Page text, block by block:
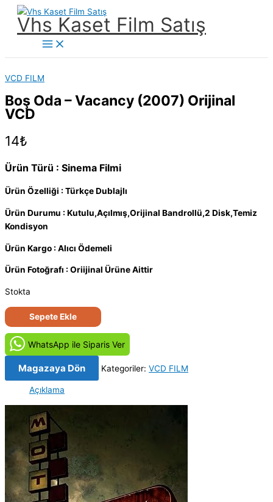
İçeriğe
Vhs Kaset Film Satış
Main
Menu
VCD FILM
Boş Oda – Vacancy (2007) Orijinal
VCD
14₺
Ürün Türü : Sinema Filmi
Ürün Özelliği : Türkçe Dublajlı
Ürün Durumu : Kutulu,Açılmış,Orijinal Bandrollü,2 Disk,Temiz
Kondisyon
Ürün Kargo : Alıcı Ödemeli
Ürün Fotoğrafı : Oriijinal Ürüne Aittir
Stokta
Boş
Oda
Vacancy
(2007)
Orijinal
adet
Sepete Ekle
WhatsApp ile Siparis Ver
Magazaya Dön Kategoriler: VCD FILM
Açıklama